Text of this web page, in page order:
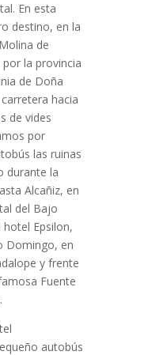
En esta
destino, en la
de
la provincia
de Doña
hacia
de vides
por
las ruinas
durante la
Alcañiz, en
del Bajo
Epsilon,
Domingo, en
y frente
Fuente
autobús